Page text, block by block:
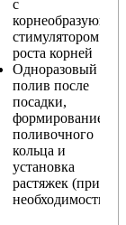
с
корнеобразующим
стимулятором
роста корней
Одноразовый
полив после
посадки,
формирование
поливочного
кольца и
установка
растяжек (при
необходимости)